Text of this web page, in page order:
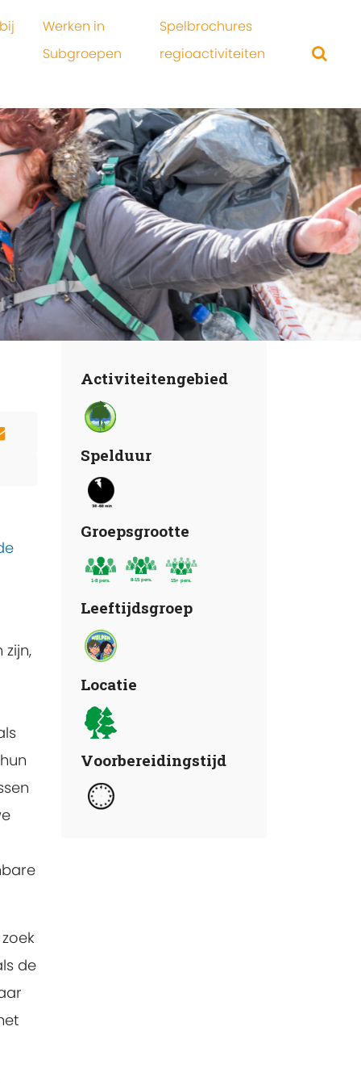
Werken in
Subgroepen
Spelbrochures
regioactiviteiten
de
Activiteitengebied
Spelduur
Groepsgrootte
Leeftijdsgroep
Locatie
Voorbereidingstijd